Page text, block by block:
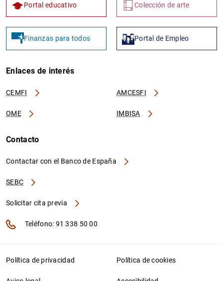
Portal educativo Colección de arte
Finanzas para todos Portal de Empleo
Enlaces de interés
CEMFI AMCESFI
OME IMBISA
Contacto
Contactar con el Banco de España
SEBC
Solicitar cita previa
Teléfono: 91 338 50 00
Política de privacidad Política de cookies